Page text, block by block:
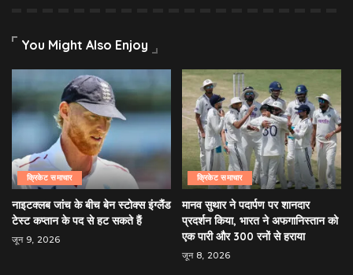
You Might Also Enjoy
क्रिकेट समाचार
नाइटक्लब जांच के बीच बेन स्टोक्स इंग्लैंड
टेस्ट कप्तान के पद से हट सकते हैं
जून 9, 2026
क्रिकेट समाचार
मानव सुथार ने पदार्पण पर शानदार
प्रदर्शन किया, भारत ने अफगानिस्तान को
एक पारी और 300 रनों से हराया
जून 8, 2026